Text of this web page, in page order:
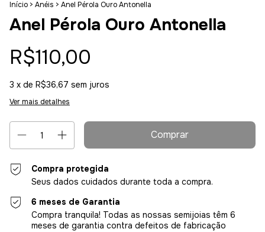
Início > Anéis > Anel Pérola Ouro Antonella
Anel Pérola Ouro Antonella
R$110,00
3 x de R$36,67 sem juros
Ver mais detalhes
Compra protegida
Seus dados cuidados durante toda a compra.
6 meses de Garantia
Compra tranquila! Todas as nossas semijoias têm 6
meses de garantia contra defeitos de fabricação